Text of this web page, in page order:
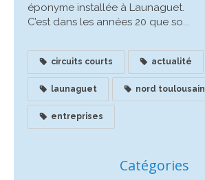
éponyme installée à Launaguet.
C’est dans les années 20 que so...
circuits courts actualité
launaguet nord toulousain
entreprises
Catégories